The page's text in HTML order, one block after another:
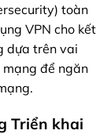
toàn
VPN cho kết
dựa trên vai
để ngăn
Triển khai